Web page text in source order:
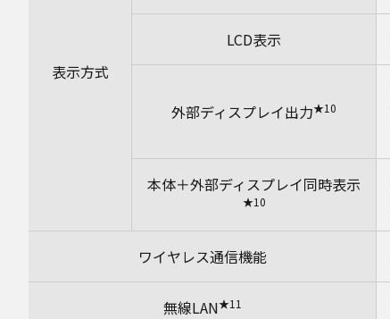
表示方式
LCD表示
外部ディスプレイ出力★10
本体＋外部ディスプレイ同時表示
★10
ワイヤレス通信機能
無線LAN★11